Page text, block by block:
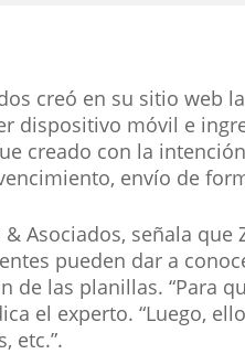
creó en su sitio web
dispositivo móvil e
creado con la
envío de
Asociados, señala
pueden dar a
de las planillas. “Para
el experto. “Luego,
etc.”.